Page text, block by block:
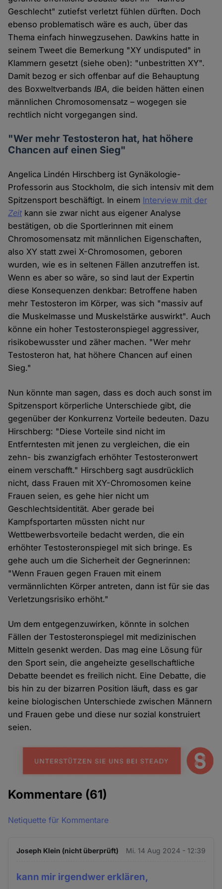
Geschlecht" zutiefst verletzt fühlen dürften. Doch
ebenso problematisch wäre es auch, über das
Thema einfach hinwegzusehen. Dawkins hatte in
seinem Tweet die Bemerkung "XY undisputed" in
Klammern gesetzt (siehe oben): "unbestritten XY".
Damit bezog er sich offenbar auf die Behauptung
des BoxweltverbandsIBA, die beiden hätten einen
männlichen Chromosomensatz – wogegen sie
rechtlich nicht vorgegangen sind.
"Wer mehr Testosteron hat, hat höhere
Chancen auf einen Sieg"
Angelica Lindén Hirschberg ist Gynäkologie-
Professorin aus Stockholm, die sich intensiv mit dem
Spitzensport beschäftigt. In einem Interview mit der
Zeitkann sie zwar nicht aus eigener Analyse
bestätigen, ob die Sportlerinnen mit einem
Chromosomensatz mit männlichen Eigenschaften,
also XY statt zwei X-Chromosomen, geboren
wurden, wie es in seltenen Fällen anzutreffen ist.
Wenn es aber so wäre, so sind laut der Expertin
diese Konsequenzen denkbar: Betroffene haben
mehr Testosteron im Körper, was sich "massiv auf
die Muskelmasse und Muskelstärke auswirkt". Auch
könne ein hoher Testosteronspiegel aggressiver,
risikobewusster und zäher machen. "Wer mehr
Testosteron hat, hat höhere Chancen auf einen
Sieg."
Nun könnte man sagen, dass es doch auch sonst im
Spitzensport körperliche Unterschiede gibt, die
gegenüber der Konkurrenz Vorteile bedeuten. Dazu
Hirschberg: "Diese Vorteile sind nicht im
Entferntesten mit jenen zu vergleichen, die ein
zehn- bis zwanzigfach erhöhter Testosteronwert
einem verschafft." Hirschberg sagt ausdrücklich
nicht, dass Frauen mit XY-Chromosomen keine
Frauen seien, es gehe hier nicht um
Geschlechtsidentität. Aber gerade bei
Kampfsportarten müssten nicht nur
Wettbewerbsvorteile bedacht werden, die ein
erhöhter Testosteronspiegel mit sich bringe. Es
gehe auch um die Sicherheit der Gegnerinnen:
"Wenn Frauen gegen Frauen mit einem
vermännlichten Körper antreten, dann ist für sie das
Verletzungsrisiko erhöht."
Um dem entgegenzuwirken, könnte in solchen
Fällen der Testosteronspiegel mit medizinischen
Mitteln gesenkt werden. Das mag eine Lösung für
den Sport sein, die angeheizte gesellschaftliche
Debatte beendet es freilich nicht. Eine Debatte, die
bis hin zu der bizarren Position läuft, dass es gar
keine biologischen Unterschiede zwischen Männern
und Frauen gebe und diese nur sozial konstruiert
seien.
Kommentare (61)
Netiquette für Kommentare
Joseph Klein (nicht überprüft) Mi. 14 Aug 2024 - 12:39
kann mir irgendwer erklären,